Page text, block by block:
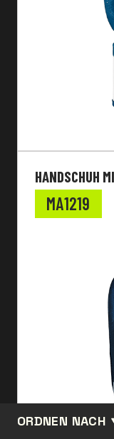
ORDNEN NACH
HANDSCHUH
MA1219